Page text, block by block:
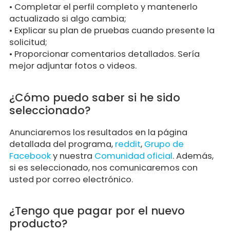
• Completar el perfil completo y mantenerlo
actualizado si algo cambia;
• Explicar su plan de pruebas cuando presente la
solicitud;
• Proporcionar comentarios detallados. Sería
mejor adjuntar fotos o videos.
¿Cómo puedo saber si he sido
seleccionado?
Anunciaremos los resultados en la página
detallada del programa, reddit, Grupo de
Facebooky nuestra Comunidad oficial. Además,
si es seleccionado, nos comunicaremos con
usted por correo electrónico.
¿Tengo que pagar por el nuevo
producto?